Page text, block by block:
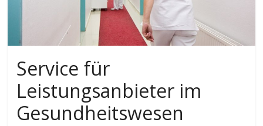
Service für
Leistungsanbieter im
Gesundheitswesen